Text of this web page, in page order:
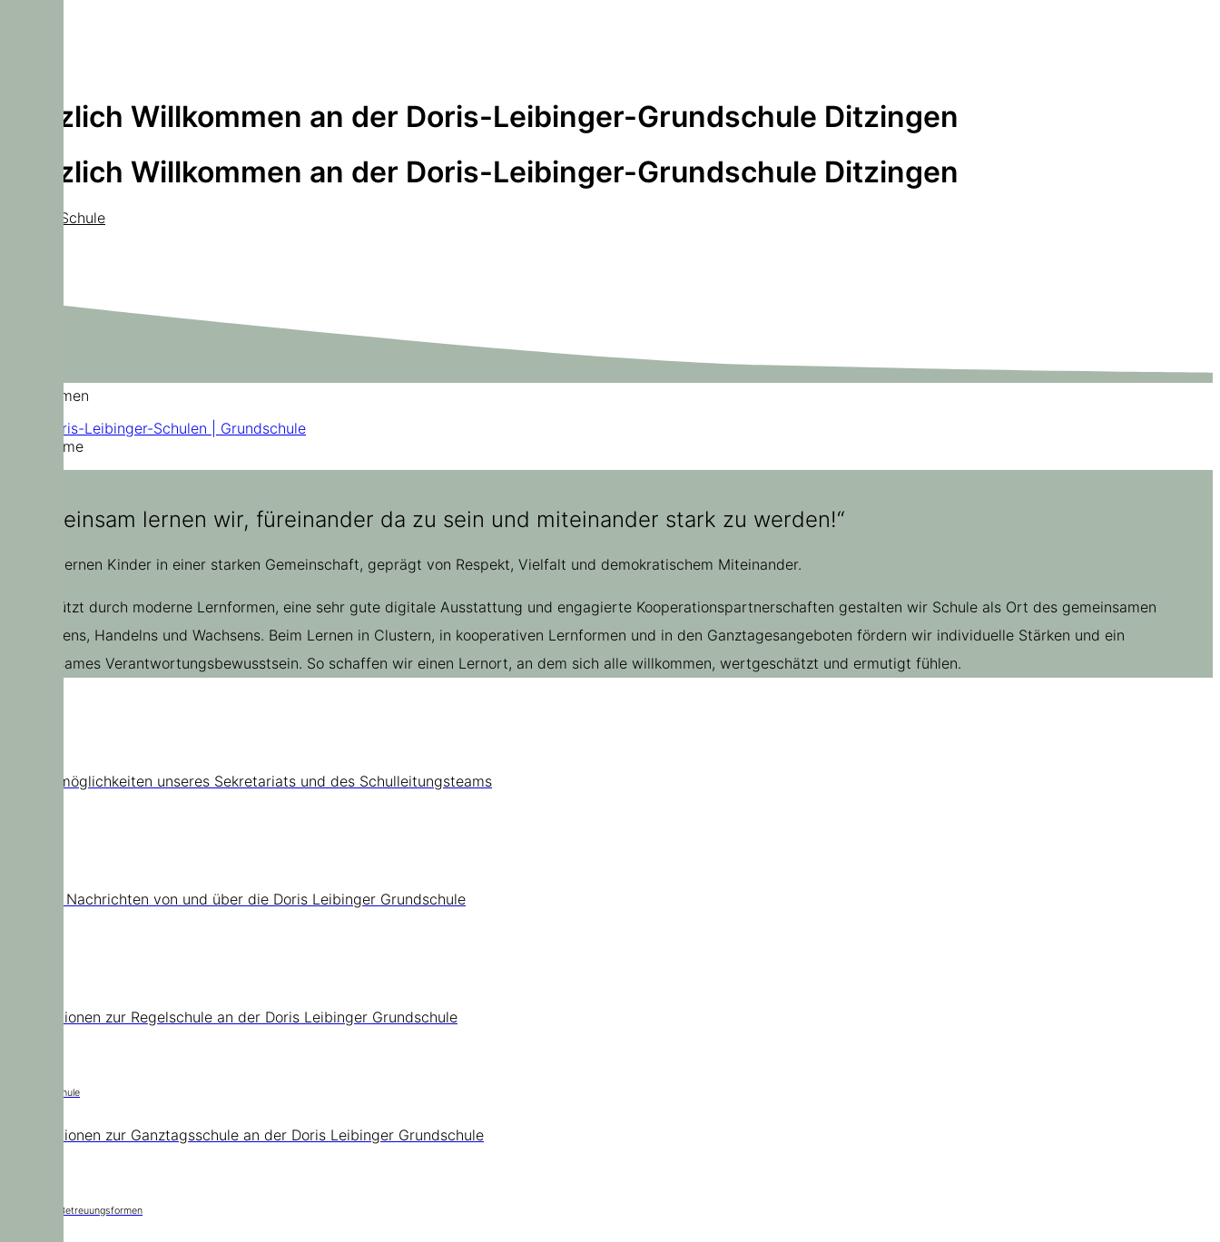
Herzlich Willkommen an der Doris-Leibinger-Grundschule Ditzingen
Herzlich Willkommen an der Doris-Leibinger-Grundschule Ditzingen
Unsere Schule
Willkommen
Doris-Leibinger-Schulen | Grundschule
Home
„Gemeinsam lernen wir, füreinander da zu sein und miteinander stark zu werden!“
Bei uns lernen Kinder in einer starken Gemeinschaft, geprägt von Respekt, Vielfalt und demokratischem Miteinander.
Unterstützt durch moderne Lernformen, eine sehr gute digitale Ausstattung und engagierte Kooperationspartnerschaften gestalten wir Schule als Ort des gemeinsamen
Entdeckens, Handelns und Wachsens. Beim Lernen in Clustern, in kooperativen Lernformen und in den Ganztagesangeboten fördern wir individuelle Stärken und ein
gemeinsames Verantwortungsbewusstsein. So schaffen wir einen Lernort, an dem sich alle willkommen, wertgeschätzt und ermutigt fühlen.
Kontaktmöglichkeiten unseres Sekretariats und des Schulleitungsteams
Aktuelle Nachrichten von und über die Doris Leibinger Grundschule
Informationen zur Regelschule an der Doris Leibinger Grundschule
Ganztagsschule
Informationen zur Ganztagsschule an der Doris Leibinger Grundschule
Städtische Betreuungsformen